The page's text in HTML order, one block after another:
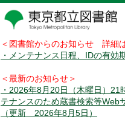
＜図書館からのお知らせ 詳細
・メンテナンス日程、IDの有
＜最新のお知らせ＞
・2026年8月20日（木曜日）
テナンスのため蔵書検索等Web
（更新 2026年8月5日）